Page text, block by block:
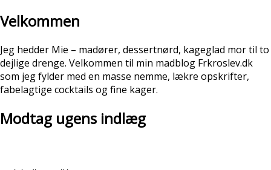
Velkommen
Jeg hedder Mie – madører, dessertnørd, kageglad mor til to
dejlige drenge. Velkommen til min madblog Frkroslev.dk
som jeg fylder med en masse nemme, lækre opskrifter,
fabelagtige cocktails og fine kager.
Modtag ugens indlæg